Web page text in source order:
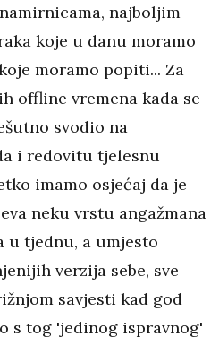
najboljim
koje u danu moramo
moramo popiti... Za
offline vremena kada se
svodio na
i redovitu tjelesnu
imamo osjećaj da je
neku vrstu angažmana
u tjednu, a umjesto
verzija sebe, sve
savjesti kad god
s tog 'jedinog ispravnog'